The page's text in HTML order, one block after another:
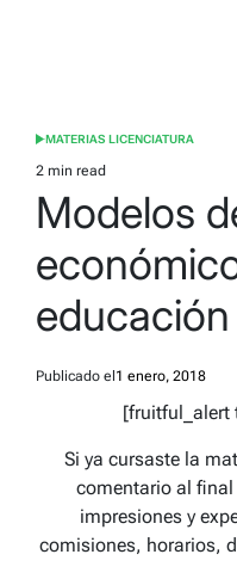
POSTED
IN
MATERIAS LICENCIATURA
Estimated
read
time
2 min read
Modelos
Publicado el 1 enero, 2018
[fruitful_alert
Si ya cursaste la
comentario al
impresiones y
comisiones, horarios,